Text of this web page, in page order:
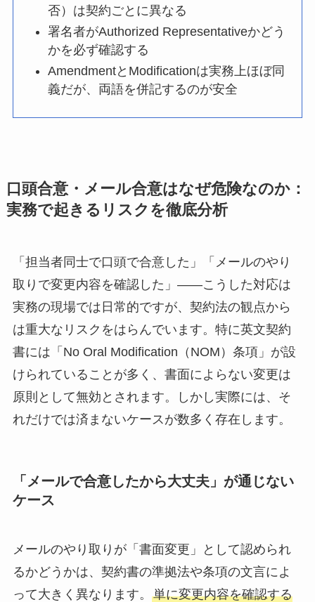
否）は契約ごとに異なる
署名者がAuthorized Representativeかどう
かを必ず確認する
AmendmentとModificationは実務上ほぼ同
義だが、両語を併記するのが安全
口頭合意・メール合意はなぜ危険なのか：
実務で起きるリスクを徹底分析
「担当者同士で口頭で合意した」「メールのやり
取りで変更内容を確認した」――こうした対応は
実務の現場では日常的ですが、契約法の観点から
は重大なリスクをはらんでいます。特に英文契約
書には「No Oral Modification（NOM）条項」が設
けられていることが多く、書面によらない変更は
原則として無効とされます。しかし実際には、そ
れだけでは済まないケースが数多く存在します。
「メールで合意したから大丈夫」が通じない
ケース
メールのやり取りが「書面変更」として認められ
るかどうかは、契約書の準拠法や条項の文言によ
って大きく異なります。 単に変更内容を確認する